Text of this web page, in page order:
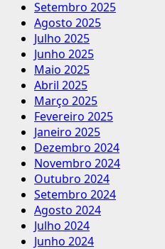
Setembro 2025
Agosto 2025
Julho 2025
Junho 2025
Maio 2025
Abril 2025
Março 2025
Fevereiro 2025
Janeiro 2025
Dezembro 2024
Novembro 2024
Outubro 2024
Setembro 2024
Agosto 2024
Julho 2024
Junho 2024